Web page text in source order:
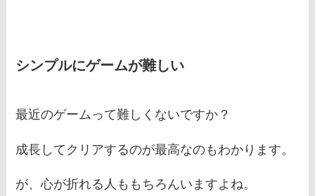
シンプルにゲームが難しい
最近のゲームって難しくないですか？
成長してクリアするのが最高なのもわかります。
が、心が折れる人ももちろんいますよね。